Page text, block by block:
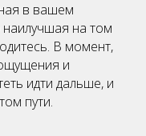
в вашем
на том
В момент,
и
идти дальше, и
пути.